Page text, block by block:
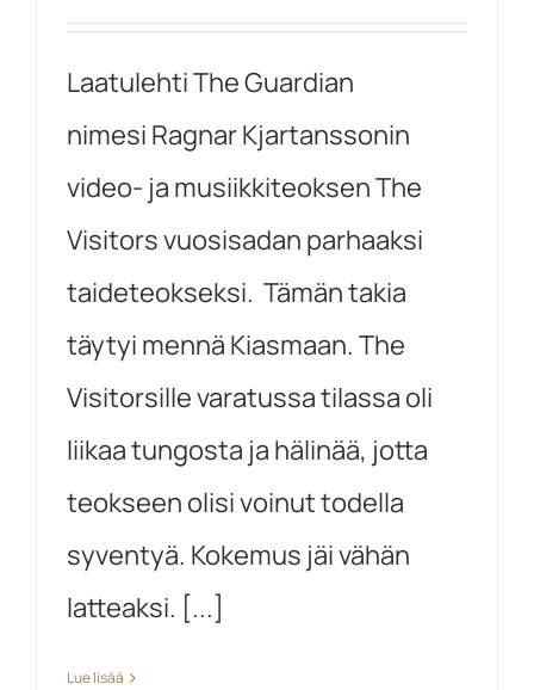
Laatulehti The Guardian
nimesi Ragnar Kjartanssonin
video- ja musiikkiteoksen The
Visitors vuosisadan parhaaksi
taideteokseksi. Tämän takia
täytyi mennä Kiasmaan. The
Visitorsille varatussa tilassa oli
liikaa tungosta ja hälinää, jotta
teokseen olisi voinut todella
syventyä. Kokemus jäi vähän
latteaksi. [...]
Lue lisää